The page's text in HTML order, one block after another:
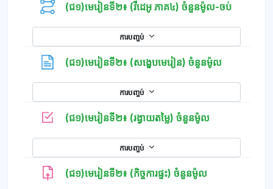
(ជ១)មេរៀនទី២៖ (វីដេអូ ភាគ៤) ចំនួនម៉ូល-ចប់
ការបញ្ចប់
(ជ១)មេរៀនទី២៖ (សង្ខេបមេរៀន) ចំនួនម៉ូលទំព័រ
ការបញ្ចប់
(ជ១)មេរៀនទី២៖ (រង្វាយតម្លៃ) ចំនួនម៉ូលកម្រងសំណួរ
ការបញ្ចប់
(ជ១)មេរៀនទី២៖ (កិច្ចការផ្ទះ) ចំនួនម៉ូល